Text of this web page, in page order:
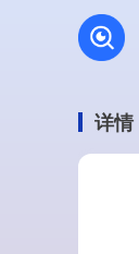
详情